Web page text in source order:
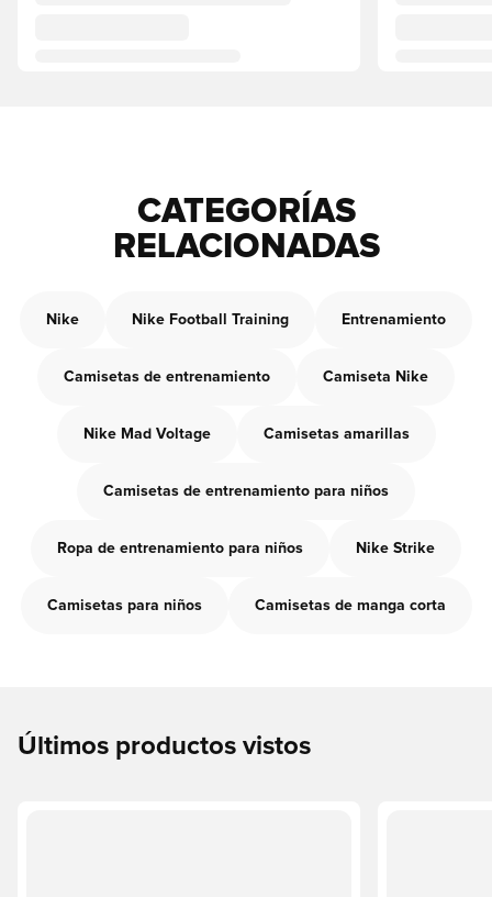
CATEGORÍAS
RELACIONADAS
Nike Nike Football Training Entrenamiento
Camisetas de entrenamiento Camiseta Nike
Nike Mad Voltage Camisetas amarillas
Camisetas de entrenamiento para niños
Ropa de entrenamiento para niños Nike Strike
Camisetas para niños Camisetas de manga corta
Últimos productos vistos